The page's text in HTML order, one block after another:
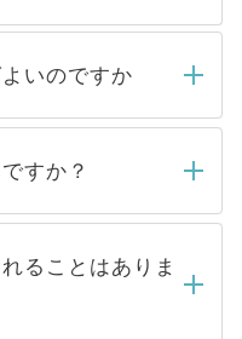
いのですか
、弊社担当者がご
後メールもしくは
内にはご連絡をせて
らくお待ちくださ
すか？
扱っている求人の
トからご覧いただ
す。非公開求人は
般には公開してい
ることはありま